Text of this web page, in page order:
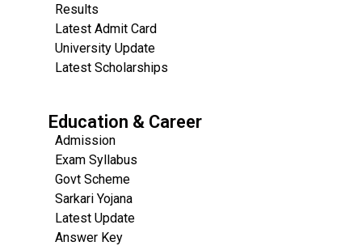
Results
Latest Admit Card
University Update
Latest Scholarships
Education & Career
Admission
Exam Syllabus
Govt Scheme
Sarkari Yojana
Latest Update
Answer Key